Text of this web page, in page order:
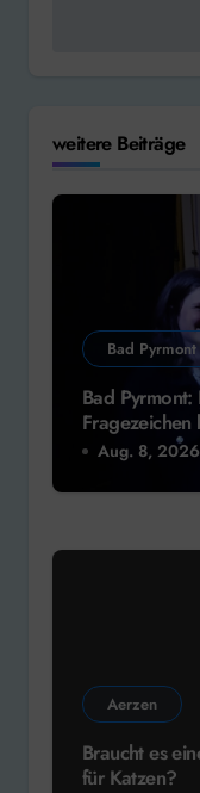
weitere Beiträge
Bad Pyrmont
Bad
Aug. 8, 2026
Aerzen
Braucht es
für Katzen?